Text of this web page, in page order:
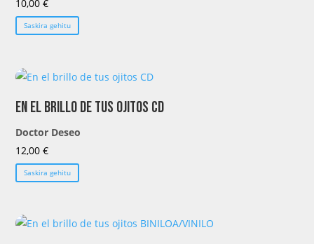
10,00€
Saskira gehitu
En el brillo de tus ojitos CD
Doctor Deseo
12,00€
Saskira gehitu